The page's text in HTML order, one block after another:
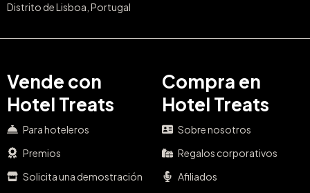
Distrito de Lisboa, Portugal
Vende con
Hotel Treats
Para hoteleros
Premios
Solicita una demostración
Compra en
Hotel Treats
Sobre nosotros
Regalos corporativos
Afiliados